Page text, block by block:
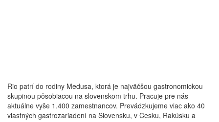
Rio patrí do rodiny Medusa, ktorá je najväčšou gastronomickou
skupinou pôsobiacou na slovenskom trhu. Pracuje pre nás
aktuálne vyše 1.400 zamestnancov. Prevádzkujeme viac ako 40
vlastných gastrozariadení na Slovensku, v Česku, Rakúsku a